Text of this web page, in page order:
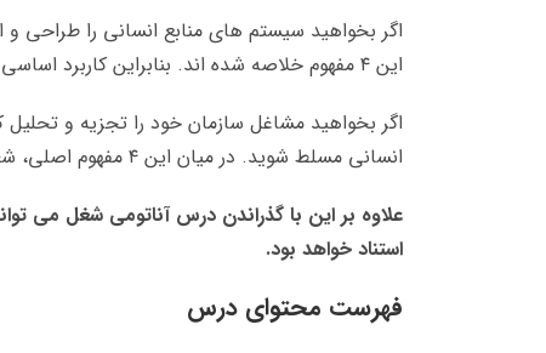
اگر بخواهید سیستم های منابع انسانی را طراحی
این ۴ مفهوم خلاصه شده اند. بنابراین کاربرد اساسی این درس این است که پیش نیاز طراحی هر سیستمی در منابع انسانی است.
انسانی مسلط شوید. در میان این ۴ مفهوم اصلی، شغل مهم ترین عنصر آن است.
علاوه بر این با گذراندن درس آناتومی شغل می
استناد خواهد بود.
فهرست محتوای درس